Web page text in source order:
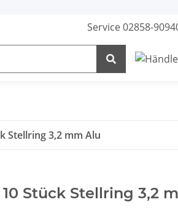
Service 02858-
Lade- /Adapterkabel
Stellring 3,2 mm Alu
10 Stück Stellring 3,2